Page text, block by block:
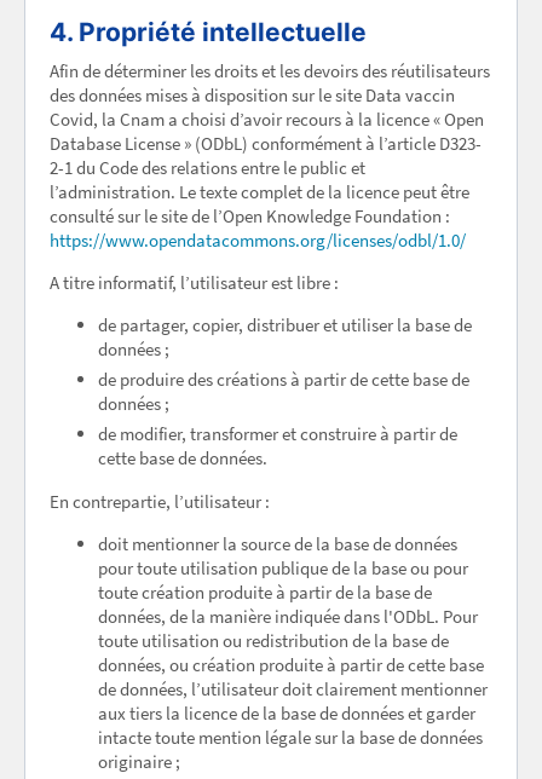
4. Propriété intellectuelle
Afin de déterminer les droits et les devoirs des réutilisateurs
des données mises à disposition sur le site Data vaccin
Covid, la Cnam a choisi d’avoir recours à la licence « Open
Database License » (ODbL) conformément à l’article D323-
2-1 du Code des relations entre le public et
l’administration. Le texte complet de la licence peut être
consulté sur le site de l’Open Knowledge Foundation :
https://www.opendatacommons.org/licenses/odbl/1.0/
A titre informatif, l’utilisateur est libre :
de partager, copier, distribuer et utiliser la base de
données ;
de produire des créations à partir de cette base de
données ;
de modifier, transformer et construire à partir de
cette base de données.
En contrepartie, l’utilisateur :
doit mentionner la source de la base de données
pour toute utilisation publique de la base ou pour
toute création produite à partir de la base de
données, de la manière indiquée dans l'ODbL. Pour
toute utilisation ou redistribution de la base de
données, ou création produite à partir de cette base
de données, l’utilisateur doit clairement mentionner
aux tiers la licence de la base de données et garder
intacte toute mention légale sur la base de données
originaire ;